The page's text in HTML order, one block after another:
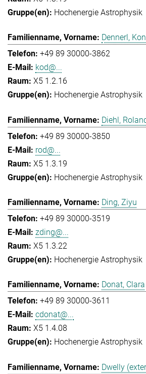
Hochenergie Astrophysik
Dennerl,
+49 89 30000-3862
kod@...
X5 1.2.16
Hochenergie Astrophysik
Diehl,
+49 89 30000-3850
rod@...
X5 1.3.19
Hochenergie Astrophysik
Ding, Ziyu
+49 89 30000-3519
zding@...
X5 1.3.22
Hochenergie Astrophysik
Donat, Clara
+49 89 30000-3611
cdonat@...
X5 1.4.08
Hochenergie Astrophysik
Dwelly